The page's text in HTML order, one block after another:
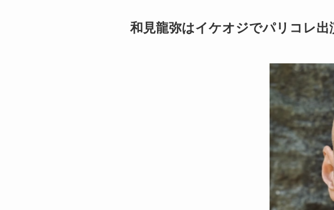
和見龍弥はイケオジでパリコレ出